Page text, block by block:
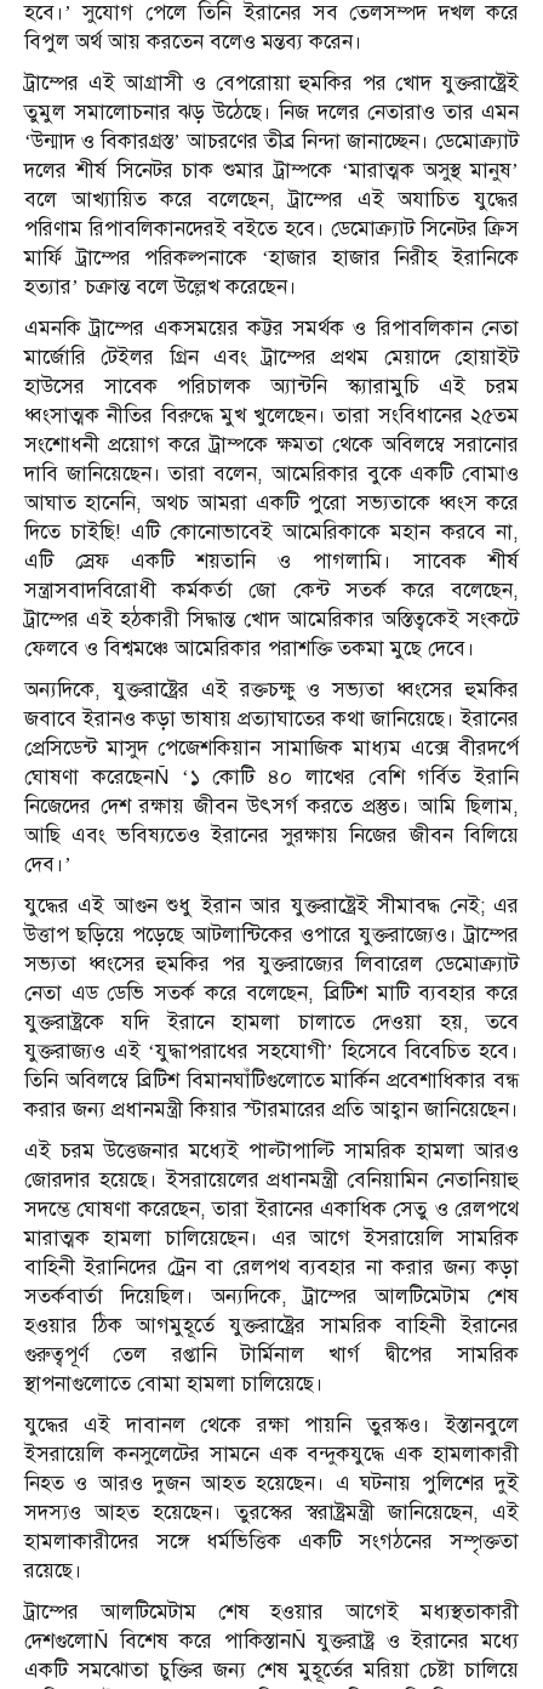
হবে।’ সুযোগ পেলে তিনি ইরানের সব তেলসম্পদ দখল করে
বিপুল অর্থ আয় করতেন বলেও মন্তব্য করেন।
ট্রাম্পের এই আগ্রাসী ও বেপরোয়া হুমকির পর খোদ যুক্তরাষ্ট্রেই
তুমুল সমালোচনার ঝড় উঠেছে। নিজ দলের নেতারাও তার এমন
‘উন্মাদ ও বিকারগ্রস্ত’ আচরণের তীব্র নিন্দা জানাচ্ছেন। ডেমোক্র্যাট
দলের শীর্ষ সিনেটর চাক শুমার ট্রাম্পকে ‘মারাত্মক অসুস্থ মানুষ’
বলে আখ্যায়িত করে বলেছেন, ট্রাম্পের এই অযাচিত যুদ্ধের
পরিণাম রিপাবলিকানদেরই বইতে হবে। ডেমোক্র্যাট সিনেটর ক্রিস
মার্ফি ট্রাম্পের পরিকল্পনাকে ‘হাজার হাজার নিরীহ ইরানিকে
হত্যার’ চক্রান্ত বলে উল্লেখ করেছেন।
এমনকি ট্রাম্পের একসময়ের কট্টর সমর্থক ও রিপাবলিকান নেতা
মার্জোরি টেইলর গ্রিন এবং ট্রাম্পের প্রথম মেয়াদে হোয়াইট
হাউসের সাবেক পরিচালক অ্যান্টনি স্ক্যারামুচি এই চরম
ধ্বংসাত্মক নীতির বিরুদ্ধে মুখ খুলেছেন। তারা সংবিধানের ২৫তম
সংশোধনী প্রয়োগ করে ট্রাম্পকে ক্ষমতা থেকে অবিলম্বে সরানোর
দাবি জানিয়েছেন। তারা বলেন, আমেরিকার বুকে একটি বোমাও
আঘাত হানেনি, অথচ আমরা একটি পুরো সভ্যতাকে ধ্বংস করে
দিতে চাইছি! এটি কোনোভাবেই আমেরিকাকে মহান করবে না,
এটি স্রেফ একটি শয়তানি ও পাগলামি। সাবেক শীর্ষ
সন্ত্রাসবাদবিরোধী কর্মকর্তা জো কেন্ট সতর্ক করে বলেছেন,
ট্রাম্পের এই হঠকারী সিদ্ধান্ত খোদ আমেরিকার অস্তিত্বকেই সংকটে
ফেলবে ও বিশ্বমঞ্চে আমেরিকার পরাশক্তি তকমা মুছে দেবে।
অন্যদিকে, যুক্তরাষ্ট্রের এই রক্তচক্ষু ও সভ্যতা ধ্বংসের হুমকির
জবাবে ইরানও কড়া ভাষায় প্রত্যাঘাতের কথা জানিয়েছে। ইরানের
প্রেসিডেন্ট মাসুদ পেজেশকিয়ান সামাজিক মাধ্যম এক্সে বীরদর্পে
ঘোষণা করেছেনÑ ‘১ কোটি ৪০ লাখের বেশি গর্বিত ইরানি
নিজেদের দেশ রক্ষায় জীবন উৎসর্গ করতে প্রস্তুত। আমি ছিলাম,
আছি এবং ভবিষ্যতেও ইরানের সুরক্ষায় নিজের জীবন বিলিয়ে
দেব।’
যুদ্ধের এই আগুন শুধু ইরান আর যুক্তরাষ্ট্রেই সীমাবদ্ধ নেই; এর
উত্তাপ ছড়িয়ে পড়েছে আটলান্টিকের ওপারে যুক্তরাজ্যেও। ট্রাম্পের
সভ্যতা ধ্বংসের হুমকির পর যুক্তরাজ্যের লিবারেল ডেমোক্র্যাট
নেতা এড ডেভি সতর্ক করে বলেছেন, ব্রিটিশ মাটি ব্যবহার করে
যুক্তরাষ্ট্রকে যদি ইরানে হামলা চালাতে দেওয়া হয়, তবে
যুক্তরাজ্যও এই ‘যুদ্ধাপরাধের সহযোগী’ হিসেবে বিবেচিত হবে।
তিনি অবিলম্বে ব্রিটিশ বিমানঘাঁটিগুলোতে মার্কিন প্রবেশাধিকার বন্ধ
করার জন্য প্রধানমন্ত্রী কিয়ার স্টারমারের প্রতি আহ্বান জানিয়েছেন।
এই চরম উত্তেজনার মধ্যেই পাল্টাপাল্টি সামরিক হামলা আরও
জোরদার হয়েছে। ইসরায়েলের প্রধানমন্ত্রী বেনিয়ামিন নেতানিয়াহু
সদম্ভে ঘোষণা করেছেন, তারা ইরানের একাধিক সেতু ও রেলপথে
মারাত্মক হামলা চালিয়েছেন। এর আগে ইসরায়েলি সামরিক
বাহিনী ইরানিদের ট্রেন বা রেলপথ ব্যবহার না করার জন্য কড়া
সতর্কবার্তা দিয়েছিল। অন্যদিকে, ট্রাম্পের আলটিমেটাম শেষ
হওয়ার ঠিক আগমুহূর্তে যুক্তরাষ্ট্রের সামরিক বাহিনী ইরানের
গুরুত্বপূর্ণ তেল রপ্তানি টার্মিনাল খার্গ দ্বীপের সামরিক
স্থাপনাগুলোতে বোমা হামলা চালিয়েছে।
যুদ্ধের এই দাবানল থেকে রক্ষা পায়নি তুরস্কও। ইস্তানবুলে
ইসরায়েলি কনসুলেটের সামনে এক বন্দুকযুদ্ধে এক হামলাকারী
নিহত ও আরও দুজন আহত হয়েছেন। এ ঘটনায় পুলিশের দুই
সদস্যও আহত হয়েছেন। তুরস্কের স্বরাষ্ট্রমন্ত্রী জানিয়েছেন, এই
হামলাকারীদের সঙ্গে ধর্মভিত্তিক একটি সংগঠনের সম্পৃক্ততা
রয়েছে।
ট্রাম্পের আলটিমেটাম শেষ হওয়ার আগেই মধ্যস্থতাকারী
দেশগুলোÑ বিশেষ করে পাকিস্তানÑ যুক্তরাষ্ট্র ও ইরানের মধ্যে
একটি সমঝোতা চুক্তির জন্য শেষ মুহূর্তের মরিয়া চেষ্টা চালিয়ে